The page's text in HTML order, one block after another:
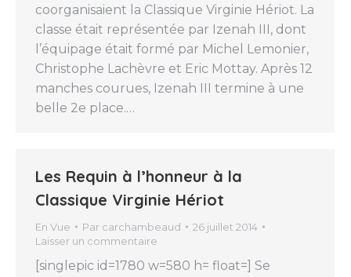
coorganisaient la Classique Virginie Hériot. La
classe était représentée par Izenah III, dont
l’équipage était formé par Michel Lemonier,
Christophe Lachèvre et Eric Mottay. Après 12
manches courues, Izenah III termine à une
belle 2e place.…
Les Requin à l’honneur à la
Classique Virginie Hériot
En Vue Par carchambeaud
26 juillet 2014
Laisser un commentaire
[singlepic id=1780 w=580 h= float=] Se